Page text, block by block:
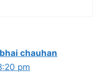
chauhan
pm